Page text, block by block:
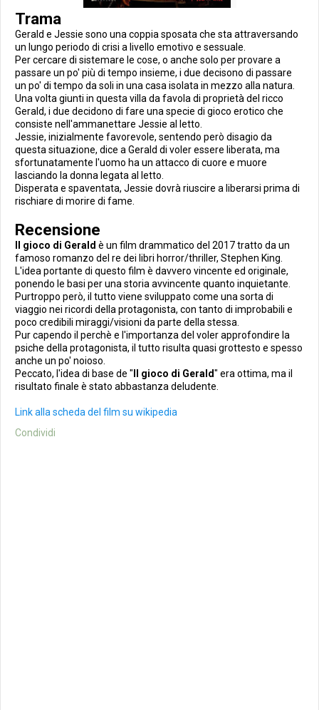
Trama
Gerald e Jessie sono una coppia sposata che sta attraversando
un lungo periodo di crisi a livello emotivo e sessuale.
Per cercare di sistemare le cose, o anche solo per provare a
passare un po' più di tempo insieme, i due decisono di passare
un po' di tempo da soli in una casa isolata in mezzo alla natura.
Una volta giunti in questa villa da favola di proprietà del ricco
Gerald, i due decidono di fare una specie di gioco erotico che
consiste nell'ammanettare Jessie al letto.
Jessie, inizialmente favorevole, sentendo però disagio da
questa situazione, dice a Gerald di voler essere liberata, ma
sfortunatamente l'uomo ha un attacco di cuore e muore
lasciando la donna legata al letto.
Disperata e spaventata, Jessie dovrà riuscire a liberarsi prima di
rischiare di morire di fame.
Recensione
Il gioco di Gerald è un film drammatico del 2017 tratto da un
famoso romanzo del re dei libri horror/thriller, Stephen King.
L'idea portante di questo film è davvero vincente ed originale,
ponendo le basi per una storia avvincente quanto inquietante.
Purtroppo però, il tutto viene sviluppato come una sorta di
viaggio nei ricordi della protagonista, con tanto di improbabili e
poco credibili miraggi/visioni da parte della stessa.
Pur capendo il perchè e l'importanza del voler approfondire la
psiche della protagonista, il tutto risulta quasi grottesto e spesso
anche un po' noioso.
Peccato, l'idea di base de " Il gioco di Gerald" era ottima, ma il
risultato finale è stato abbastanza deludente.
Link alla scheda del film su wikipedia
Condividi